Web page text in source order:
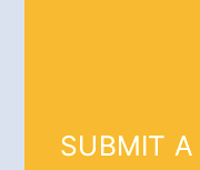
SUBMIT A